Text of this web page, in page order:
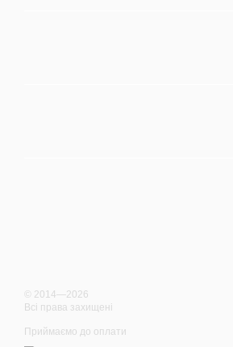
© 2014—2026
Всі права захищені
Приймаємо до оплати